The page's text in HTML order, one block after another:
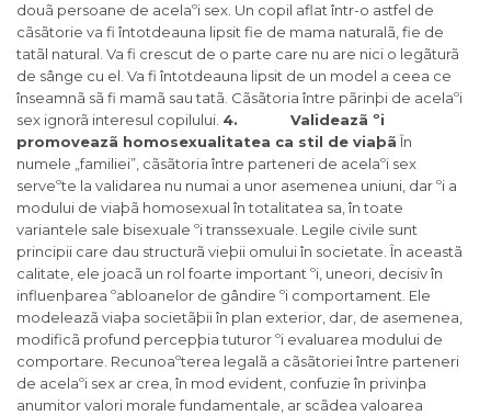
douã persoane de acelaºi sex. Un copil aflat într-o astfel de
cãsãtorie va fi întotdeauna lipsit fie de mama naturalã, fie de
tatãl natural. Va fi crescut de o parte care nu are nici o legãturã
de sânge cu el. Va fi întotdeauna lipsit de un model a ceea ce
înseamnã sã fi mamã sau tatã. Cãsãtoria între pãrinþi de acelaºi
sex ignorã interesul copilului. 4. Valideazã ºi
promoveazã homosexualitatea ca stil de viaþãÎn
numele „familiei”, cãsãtoria între parteneri de acelaºi sex
serveºte la validarea nu numai a unor asemenea uniuni, dar ºi a
modului de viaþã homosexual în totalitatea sa, în toate
variantele sale bisexuale ºi transsexuale. Legile civile sunt
principii care dau structurã vieþii omului în societate. În aceastã
calitate, ele joacã un rol foarte important ºi, uneori, decisiv în
influenþarea ºabloanelor de gândire ºi comportament. Ele
modeleazã viaþa societãþii în plan exterior, dar, de asemenea,
modificã profund percepþia tuturor ºi evaluarea modului de
comportare. Recunoaºterea legalã a cãsãtoriei între parteneri
de acelaºi sex ar crea, în mod evident, confuzie în privinþa
anumitor valori morale fundamentale, ar scãdea valoarea